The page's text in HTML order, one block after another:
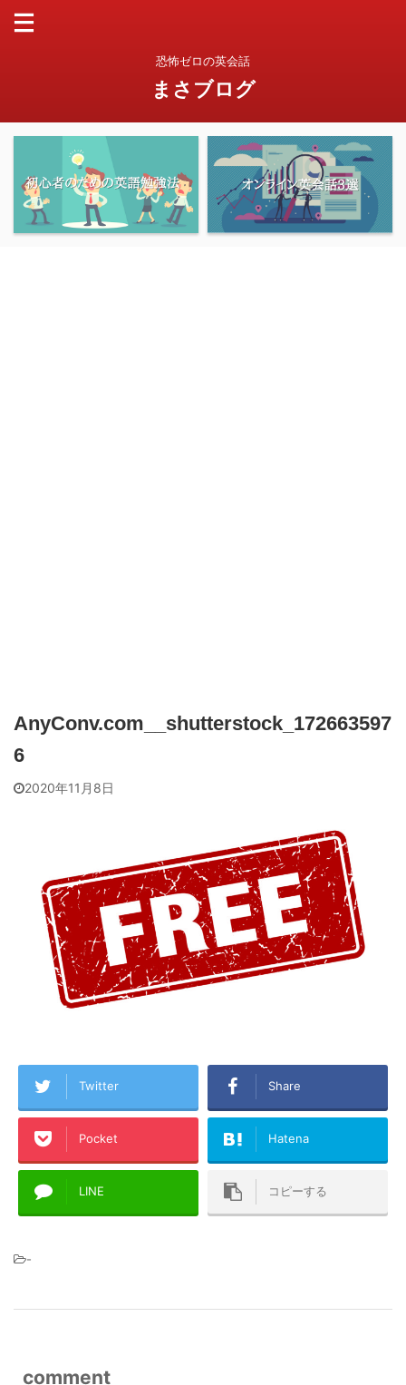
恐怖ゼロの英会話
まさブログ
AnyConv.com__shutterstock_172663597
6
2020年11月8日
Twitter Share
Pocket Hatena
LINE コピーする
-
comment